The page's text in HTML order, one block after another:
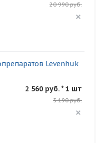
20 990 руб.
Levenhuk
2 560 руб. * 1 шт
3 190 руб.